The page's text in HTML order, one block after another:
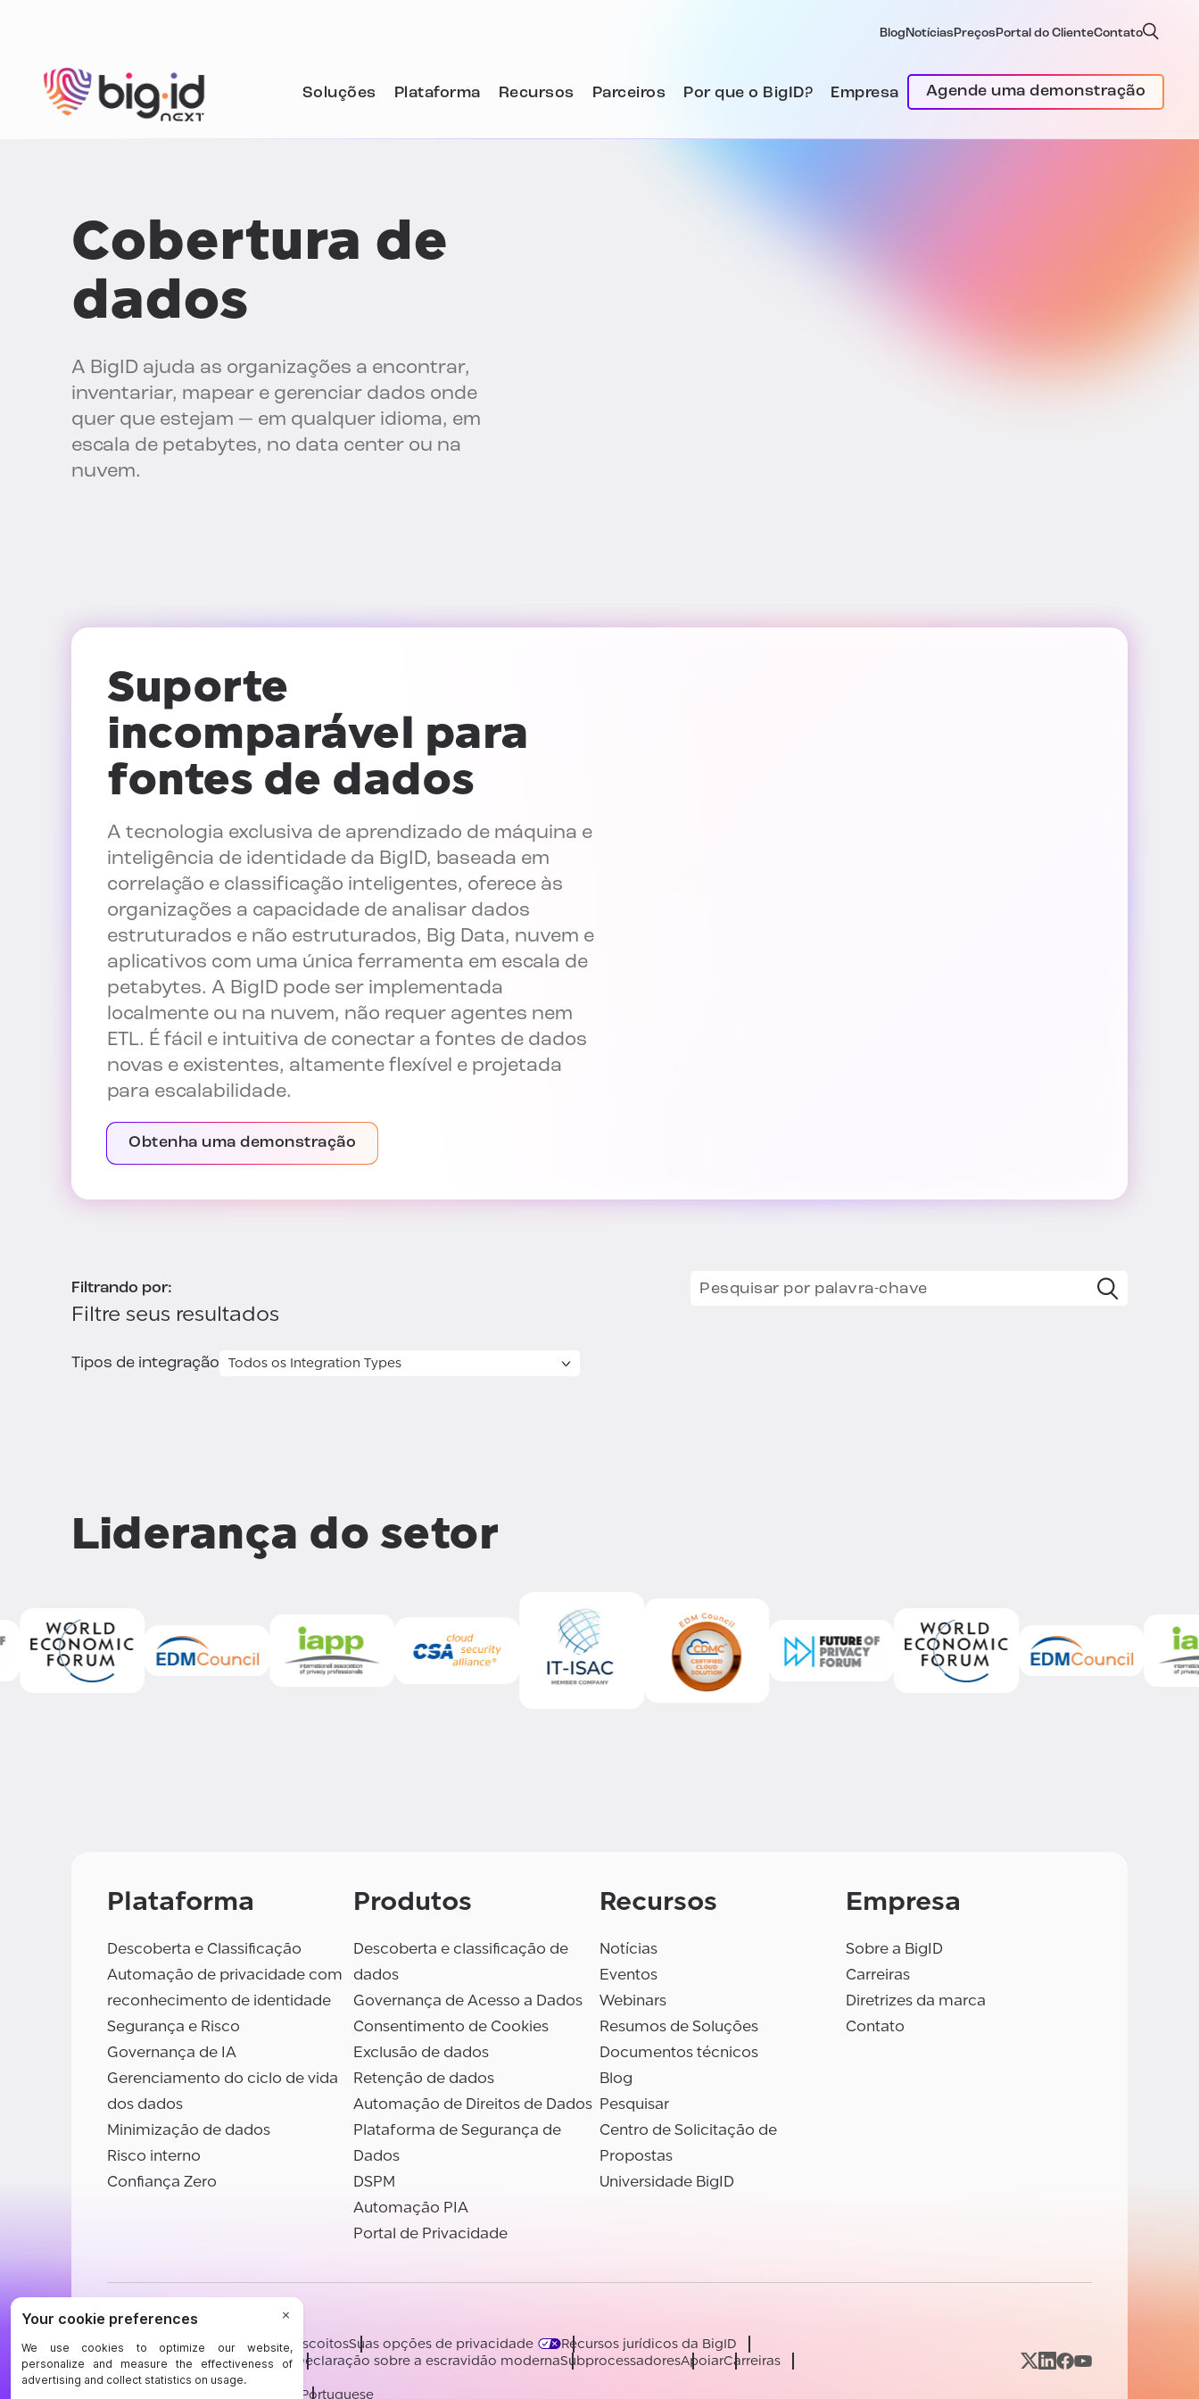
Blog Notícias Preços Portal do ClienteContato
Soluções Plataforma Recursos Parceiros Por que o BigID? Empresa Agende uma demonstração
Cobertura de
dados
A BigID ajuda as organizações a encontrar,
inventariar, mapear e gerenciar dados onde
quer que estejam — em qualquer idioma, em
escala de petabytes, no data center ou na
nuvem.
Suporte
incomparável para
fontes de dados
A tecnologia exclusiva de aprendizado de máquina e
inteligência de identidade da BigID, baseada em
correlação e classificação inteligentes, oferece às
organizações a capacidade de analisar dados
estruturados e não estruturados, Big Data, nuvem e
aplicativos com uma única ferramenta em escala de
petabytes. A BigID pode ser implementada
localmente ou na nuvem, não requer agentes nem
ETL. É fácil e intuitiva de conectar a fontes de dados
novas e existentes, altamente flexível e projetada
para escalabilidade.
Obtenha uma demonstração
Filtrando por: Procurar:
Filtre seus resultados
Tipos de integração
Liderança do setor
Plataforma
Descoberta e Classificação
Automação de privacidade com
reconhecimento de identidade
Segurança e Risco
Governança de IA
Gerenciamento do ciclo de vida
dos dados
Minimização de dados
Risco interno
Confiança Zero
Produtos
Descoberta e classificação de
dados
Governança de Acesso a Dados
Consentimento de Cookies
Exclusão de dados
Retenção de dados
Automação de Direitos de Dados
Plataforma de Segurança de
Dados
DSPM
Automação PIA
Portal de Privacidade
Recursos
Notícias
Eventos
Webinars
Resumos de Soluções
Documentos técnicos
Blog
Pesquisar
Centro de Solicitação de
Propostas
Universidade BigID
Empresa
Sobre a BigID
Carreiras
Diretrizes da marca
Contato
©BigID
Termos
Aviso de privacidade BiscoitosSuas opções de privacidade
Recursos jurídicos da BigID
Certificações Conduta e Ética Declaração sobre a escravidão modernaSubprocessadoresApoiarCarreiras
[email protected]
Portuguese